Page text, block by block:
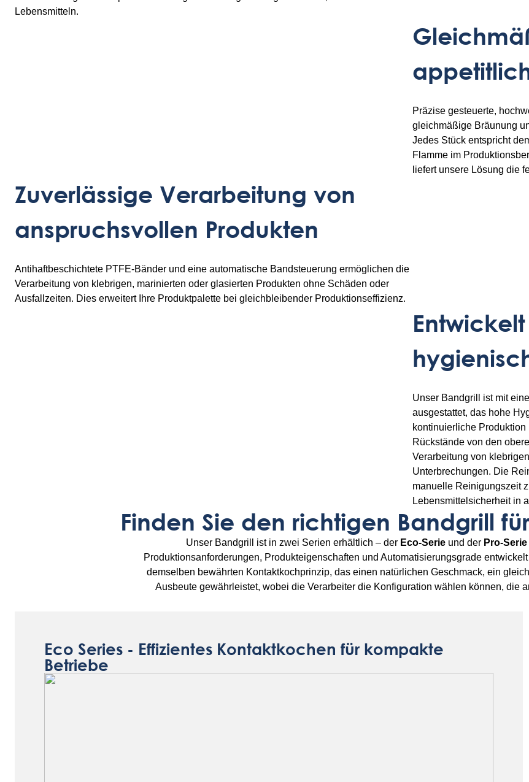
Lebensmitteln.
Präzise gesteuerte,
gleichmäßige Bräunung
Jedes Stück entspricht
Flamme im
liefert unsere Lösung die
Zuverlässige Verarbeitung von
anspruchsvollen Produkten
Antihaftbeschichtete PTFE-Bänder und eine automatische Bandsteuerung ermöglichen die
Verarbeitung von klebrigen, marinierten oder glasierten Produkten ohne Schäden oder
Ausfallzeiten. Dies erweitert Ihre Produktpalette bei gleichbleibender Produktionseffizienz.
Unser Bandgrill ist mit
ausgestattet, das hohe
kontinuierliche
Rückstände von den
Verarbeitung von
Unterbrechungen. Die
manuelle Reinigungszeit
Lebensmittelsicherheit in
Finden Sie den richtigen Bandgrill
Unser Bandgrill ist in zwei Serien erhältlich – der Eco-Serie und der Pro-Serie
Produktionsanforderungen, Produkteigenschaften und Automatisierungsgrade
demselben bewährten Kontaktkochprinzip, das einen natürlichen Geschmack, ein
Ausbeute gewährleistet, wobei die Verarbeiter die Konfiguration wählen können, die
Eco Series - Effizientes Kontaktkochen für kompakte
Betriebe